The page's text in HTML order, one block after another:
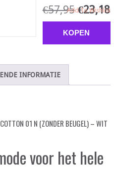
€57,95 €23,18
KOPEN
Add To Wishlist
INFORMATIE
01 N (ZONDER BEUGEL) – WIT
voor het hele